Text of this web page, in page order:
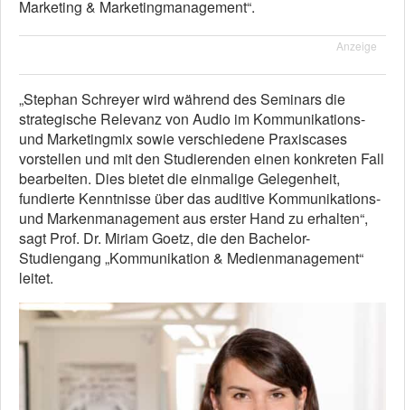
Marketing & Marketingmanagement“.
Anzeige
„Stephan Schreyer wird während des Seminars die
strategische Relevanz von Audio im Kommunikations-
und Marketingmix sowie verschiedene Praxiscases
vorstellen und mit den Studierenden einen konkreten Fall
bearbeiten. Dies bietet die einmalige Gelegenheit,
fundierte Kenntnisse über das auditive Kommunikations-
und Markenmanagement aus erster Hand zu erhalten“,
sagt Prof. Dr. Miriam Goetz, die den Bachelor-
Studiengang „Kommunikation & Medienmanagement“
leitet.